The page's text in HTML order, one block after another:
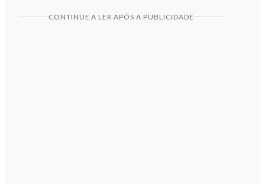
CONTINUE A LER APÓS A PUBLICIDADE